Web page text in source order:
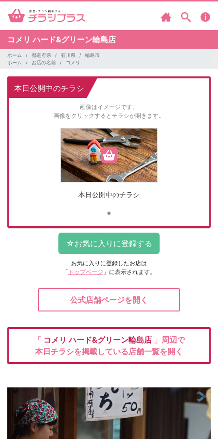
コメリハード&グリーン輪島店
ホーム 都道府県 石川県
輪島市
ホーム
お店の名前 コメリ
本日公開中のチラシ
画像はイメージです。
画像をクリックするとチラシが開きます。
本日公開中のチラシ
お気に入りに登録したお店は
「 トップページ 」に表示されます。
公式店舗ページを開く
「 コメリハード&グリーン輪島店 」周辺で
本日チラシを掲載している店舗一覧を開く